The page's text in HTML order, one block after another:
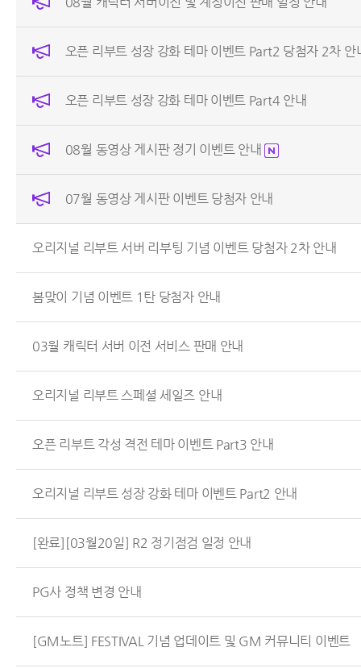
오픈 리부트 성장 강화 테마 이벤트 Part2 당첨자 2차 안
오픈 리부트 성장 강화 테마 이벤트 Part4 안내
08월 동영상 게시판 정기 이벤트 안내
07월 동영상 게시판 이벤트 당첨자 안내
오리지널 리부트 서버 리부팅 기념 이벤트 당첨자 2차 안내
봄맞이 기념 이벤트 1탄 당첨자 안내
03월 캐릭터 서버 이전 서비스 판매 안내
오리지널 리부트 스페셜 세일즈 안내
오픈 리부트 각성 격전 테마 이벤트 Part3 안내
오리지널 리부트 성장 강화 테마 이벤트 Part2 안내
[완료][03월20일] R2 정기점검 일정 안내
PG사 정책 변경 안내
[GM노트] FESTIVAL 기념 업데이트 및 GM 커뮤니티 이벤트